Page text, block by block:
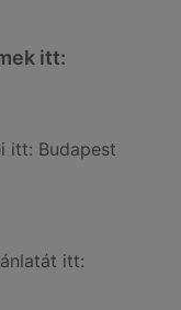
itt:
itt: Budapest
itt: